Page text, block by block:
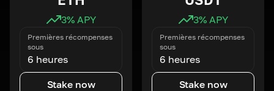
3% APY
Premières récompenses
sous
6 heures
Stake now
3% APY
Premières récompenses
sous
6 heures
Stake now